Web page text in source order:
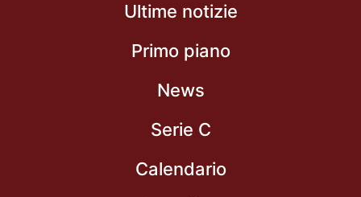
Ultime notizie
Primo piano
News
Serie C
Calendario